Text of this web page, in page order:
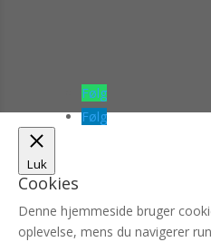
Følg
Følg
Luk
Cookies
Denne hjemmeside bruger
oplevelse, mens du navigerer